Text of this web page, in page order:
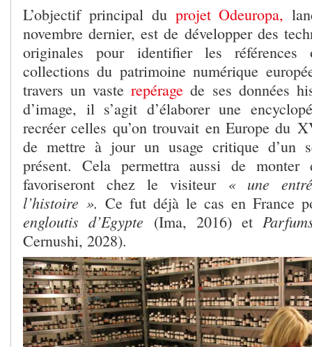
L’objectif principal du projet Odeuropa,
novembre dernier, est de développer des
originales pour identifier les références
collections du patrimoine numérique
travers un vasterepérage de ses données
d’image, il s’agit d’élaborer une
recréer celles qu’on trouvait en Europe du
de mettre à jour un usage critique d’un
présent. Cela permettra aussi de monter
favoriseront chez le visiteur « une
l’histoire ». Ce fut déjà le cas en France
engloutis d’Egypte (Ima, 2016) et
Cernushi, 2028).